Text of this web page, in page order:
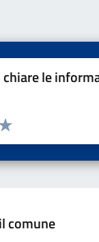
le
la pagina
5 stelle su 5
4 stelle su 5
su 5
su 5
su 5
comune